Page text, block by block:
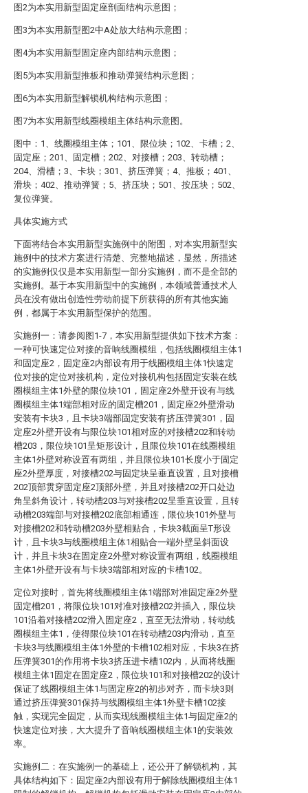
图2为本实用新型固定座剖面结构示意图；
图3为本实用新型图2中A处放大结构示意图；
图4为本实用新型固定座内部结构示意图；
图5为本实用新型推板和推动弹簧结构示意图；
图6为本实用新型解锁机构结构示意图；
图7为本实用新型线圈模组主体结构示意图。
图中：1、线圈模组主体；101、限位块；102、卡槽；2、
固定座；201、固定槽；202、对接槽；203、转动槽；
204、滑槽；3、卡块；301、挤压弹簧；4、推板；401、
滑块；402、推动弹簧；5、挤压块；501、按压块；502、
复位弹簧。
具体实施方式
下面将结合本实用新型实施例中的附图，对本实用新型实
施例中的技术方案进行清楚、完整地描述，显然，所描述
的实施例仅仅是本实用新型一部分实施例，而不是全部的
实施例。基于本实用新型中的实施例，本领域普通技术人
员在没有做出创造性劳动前提下所获得的所有其他实施
例，都属于本实用新型保护的范围。
实施例一：请参阅图1-7，本实用新型提供如下技术方案：
一种可快速定位对接的音响线圈模组，包括线圈模组主体1
和固定座2，固定座2内部设有用于线圈模组主体1快速定
位对接的定位对接机构，定位对接机构包括固定安装在线
圈模组主体1外壁的限位块101，固定座2外壁开设有与线
圈模组主体1端部相对应的固定槽201，固定座2外壁滑动
安装有卡块3，且卡块3端部固定安装有挤压弹簧301，固
定座2外壁开设有与限位块101相对应的对接槽202和转动
槽203，限位块101呈矩形设计，且限位块101在线圈模组
主体1外壁对称设置有两组，并且限位块101长度小于固定
座2外壁厚度，对接槽202与固定块呈垂直设置，且对接槽
202顶部贯穿固定座2顶部外壁，并且对接槽202开口处边
角呈斜角设计，转动槽203与对接槽202呈垂直设置，且转
动槽203端部与对接槽202底部相通连，限位块101外壁与
对接槽202和转动槽203外壁相贴合，卡块3截面呈T形设
计，且卡块3与线圈模组主体1相贴合一端外壁呈斜面设
计，并且卡块3在固定座2外壁对称设置有两组，线圈模组
主体1外壁开设有与卡块3端部相对应的卡槽102。
定位对接时，首先将线圈模组主体1端部对准固定座2外壁
固定槽201，将限位块101对准对接槽202并插入，限位块
101沿着对接槽202滑入固定座2，直至无法滑动，转动线
圈模组主体1，使得限位块101在转动槽203内滑动，直至
卡块3与线圈模组主体1外壁的卡槽102相对应，卡块3在挤
压弹簧301的作用将卡块3挤压进卡槽102内，从而将线圈
模组主体1固定在固定座2，限位块101和对接槽202的设计
保证了线圈模组主体1与固定座2的初步对齐，而卡块3则
通过挤压弹簧301保持与线圈模组主体1外壁卡槽102接
触，实现完全固定，从而实现线圈模组主体1与固定座2的
快速定位对接，大大提升了音响线圈模组主体1的安装效
率。
实施例二：在实施例一的基础上，还公开了解锁机构，其
具体结构如下：固定座2内部设有用于解除线圈模组主体1